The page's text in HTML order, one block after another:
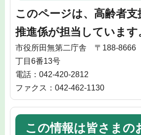
このページは、高齢者
推進係が担当しています
市役所田無第二庁舎 〒188-8666
丁目6番13号
電話：042-420-2812
ファクス：042-462-1130
この情報は皆さまの